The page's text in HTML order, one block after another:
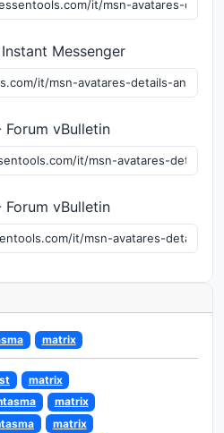
Messenger
Forum vBulletin
Forum vBulletin
matrix
matrix
matrix
matrix